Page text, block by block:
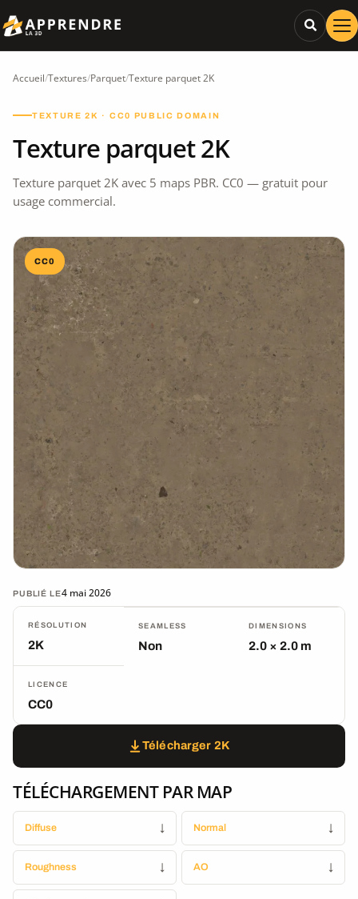
Accueil/Textures/Parquet/Texture parquet 2K
TEXTURE 2K · CC0 PUBLIC DOMAIN
Texture parquet 2K
Texture parquet 2K avec 5 maps PBR. CC0 — gratuit pour
usage commercial.
CC0
PUBLIÉ LE4 mai 2026
RÉSOLUTION
2K
SEAMLESS
Non
DIMENSIONS
2.0 × 2.0 m
LICENCE
CC0
Télécharger 2K
TÉLÉCHARGEMENT PAR MAP
Diffuse ↓ Normal ↓
Roughness ↓ AO ↓